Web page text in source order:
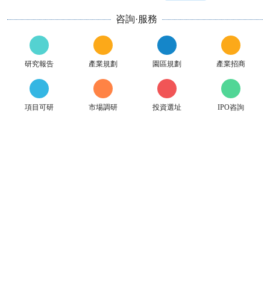
咨詢·服務
研究報告 產業規劃 園區規劃 產業招商
項目可研 市場調研 投資選址 IPO咨詢